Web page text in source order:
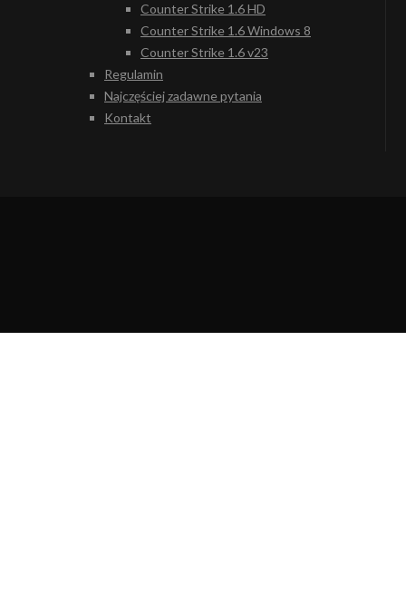
Counter Strike 1.6 HD
Counter Strike 1.6 Windows 8
Counter Strike 1.6 v23
Regulamin
Najczęściej zadawne pytania
Kontakt